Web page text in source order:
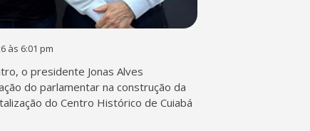
às 6:01 pm
o presidente Jonas Alves
do parlamentar na construção da
do Centro Histórico de Cuiabá